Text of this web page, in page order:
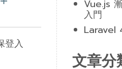
登入
Vue.js
入門
Laravel
文章